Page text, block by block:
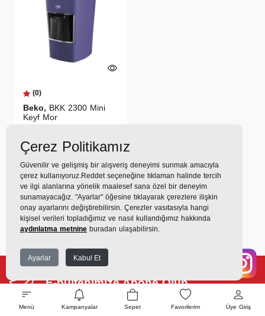
Menü Kampanyalar Sepet Favorilerim Üye Giriş
(0)
Beko, BKK 2300 Mini
Keyf Mor
5.639TL
627 TLx 9 Taksit =5.639 TL
Ekstra İndirim %12 = 4.962 TL
İlk Geri 1 İleri
E-bültenimize Abone Olun
... ve ilk alışverişinizde geçerli 300TL indirim kazanın!
Çerez Politikamız
Güvenilir ve gelişmiş bir alışveriş deneyimi sunmak amacıyla
çerez kullanıyoruz.Reddet seçeneğine tıklaman halinde tercih
ve ilgi alanlarına yönelik maalesef sana özel bir deneyim
sunamayacağız. "Ayarlar" öğesine tıklayarak çerezlere ilişkin
onay ayarlarını değiştirebilirsin. Çerezler vasıtasıyla hangi
kişisel verileri topladığımız ve nasıl kullandığımız hakkında
aydınlatma metnine buradan ulaşabilirsin.
Ayarlar Kabul Et